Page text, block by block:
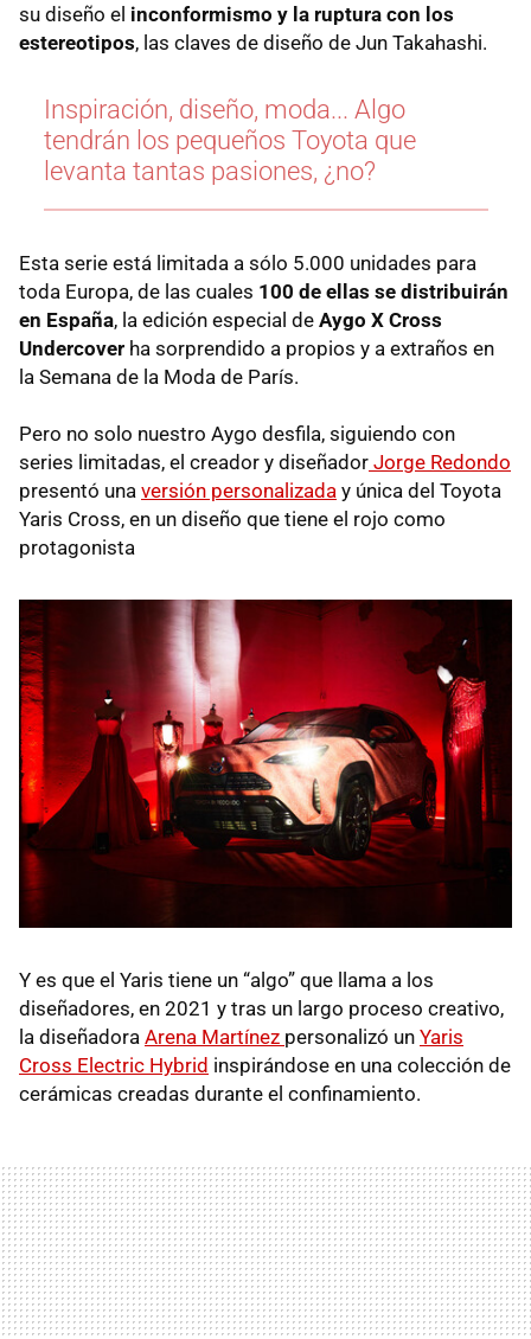
su diseño el inconformismo y la ruptura con los
estereotipos, las claves de diseño de Jun Takahashi.
Inspiración, diseño, moda... Algo
tendrán los pequeños Toyota que
levanta tantas pasiones, ¿no?
Esta serie está limitada a sólo 5.000 unidades para
toda Europa, de las cuales 100 de ellas se distribuirán
en España, la edición especial de Aygo X Cross
Undercover ha sorprendido a propios y a extraños en
la Semana de la Moda de París.
Pero no solo nuestro Aygo desfila, siguiendo con
series limitadas, el creador y diseñador Jorge Redondo
presentó una versión personalizada y única del Toyota
Yaris Cross, en un diseño que tiene el rojo como
protagonista
Y es que el Yaris tiene un “algo” que llama a los
diseñadores, en 2021 y tras un largo proceso creativo,
la diseñadora Arena Martínez personalizó un Yaris
Cross Electric Hybrid inspirándose en una colección de
cerámicas creadas durante el confinamiento.